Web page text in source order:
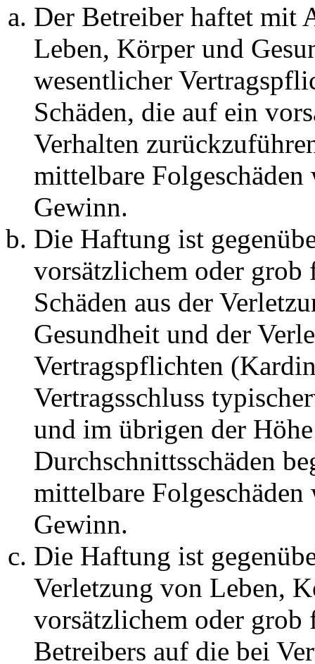
Der Betreiber haftet mit
Leben, Körper und
wesentlicher
Schäden, die auf ein
Verhalten
mittelbare Folgeschäden
Gewinn.
Die Haftung ist
vorsätzlichem oder grob
Schäden aus der
Gesundheit und der
Vertragspflichten
Vertragsschluss
und im übrigen der
Durchschnittsschäden
mittelbare Folgeschäden
Gewinn.
Die Haftung ist
Verletzung von Leben,
vorsätzlichem oder grob
Betreibers auf die bei